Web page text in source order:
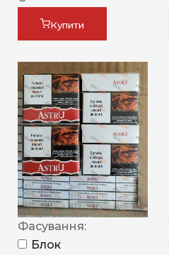
Купити
Фасування:
Блок